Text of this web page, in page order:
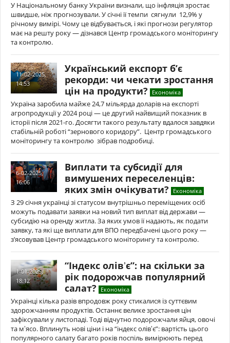
У Національному банку України визнали, що інфляція зростає
швидше, ніж прогнозували. У січні її темпи сягнули 12,9% у
річному вимірі. Чому це відбувається, і які прогнози регулятор
має на решту року — дізнався Центр громадського моніторингу
та контролю.
11-02-2025,
14:53
Український експорт б’є
рекорди: чи чекати зростання
цін на продукти?
Економіка
Україна заробила майже 24,7 мільярда доларів на експорті
агропродукції у 2024 році — це другий найвищий показник в
історії після 2021-го. Досягти такого результату вдалося завдяки
стабільній роботі “зернового коридору”. Центр громадського
моніторингу та контролю зібрав подробиці.
6-02-2025,
16:06
Виплати та субсидії для
вимушених переселенців:
яких змін очікувати?
Економіка
З 29 січня українці зі статусом внутрішньо переміщених осіб
можуть подавати заявки на новий тип виплат від держави —
субсидію на оренду житла. За яких умов її надають, як подати
заявку, та які ще виплати для ВПО передбачені цього року —
з’ясовував Центр громадського моніторингу та контролю.
1-01-2025,
18:12
“Індекс олівʼє”: на скільки за
рік подорожчав популярний
салат?
Економіка
Українці кілька разів впродовж року стикалися із суттєвим
здорожчанням продуктів. Останнє велике зростання цін
зафіксували у листопаді. Тоді відчутно подорожчали яйця, овочі
та мʼясо. Вплинуть нові ціни і на “індекс олівʼє”: вартість цього
популярного салату багато років поспіль вимірюють перед